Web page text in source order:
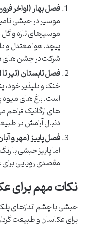
فصل بهار (اواخر
موسیر در حبشی
موسیرهای تازه و
پیچد. هوا معتدل و
شرکت در جشن های
فصل تابستان (تیر
خنک و دلپذیر خود،
است. باغ های میوه
های ارگانیک فراهم
دنبال آرامش در
فصل پاییز (مهر و
اما پاییز حبشی با
مقصدی رویایی
نکات مهم برای
حبشی با چشم اندازهای
برای عکاسان و طبیعت